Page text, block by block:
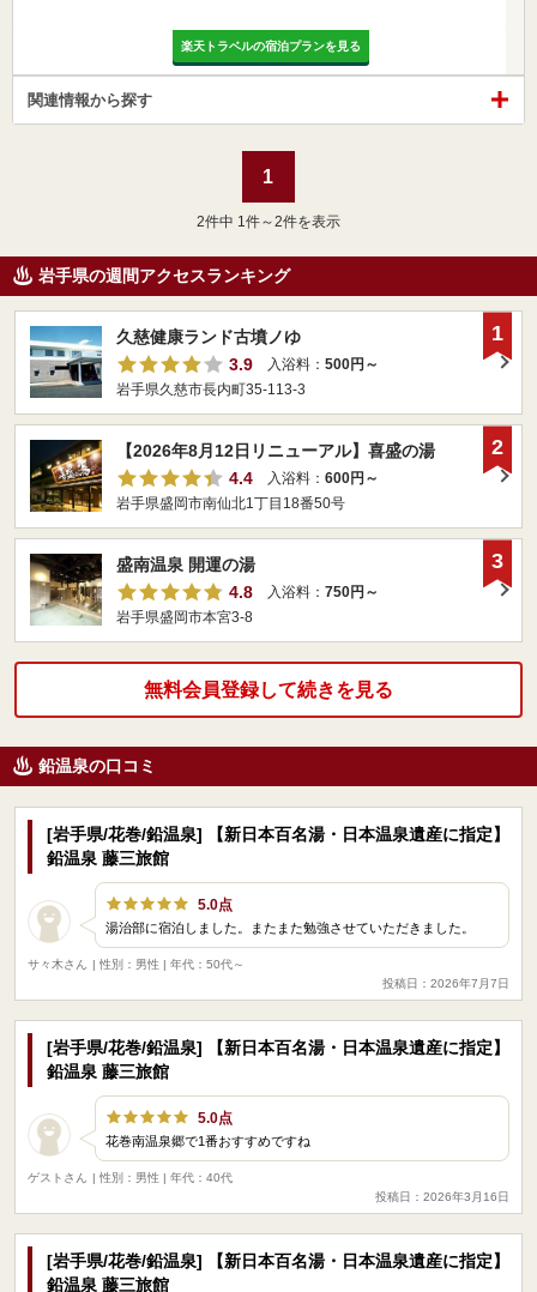
楽天トラベルの宿泊プランを見る
関連情報から探す
1
2件中 1件～2件を表示
岩手県の週間アクセスランキング
久慈健康ランド古墳ノゆ
3.9
入浴料： 500円～
岩手県久慈市長内町35-113-3
1
【2026年8月12日リニューアル】喜盛の湯
4.4
入浴料： 600円～
岩手県盛岡市南仙北1丁目18番50号
2
盛南温泉 開運の湯
4.8
入浴料： 750円～
岩手県盛岡市本宮3-8
3
無料会員登録して続きを見る
鉛温泉の口コミ
[岩手県/花巻/鉛温泉] 【新日本百名湯・日本温泉遺産に指定】
鉛温泉 藤三旅館
5.0点
湯治部に宿泊しました。またまた勉強させていただきました。
サ々木さん
| 性別：男性 | 年代：50代～
投稿日：2026年7月7日
[岩手県/花巻/鉛温泉] 【新日本百名湯・日本温泉遺産に指定】
鉛温泉 藤三旅館
5.0点
花巻南温泉郷で1番おすすめですね
ゲストさん
| 性別：男性 | 年代：40代
投稿日：2026年3月16日
[岩手県/花巻/鉛温泉] 【新日本百名湯・日本温泉遺産に指定】
鉛温泉 藤三旅館